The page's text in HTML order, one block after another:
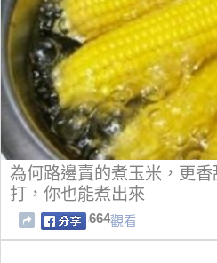
為何路邊賣的煮玉米，更
打，你也能煮出來
664觀看